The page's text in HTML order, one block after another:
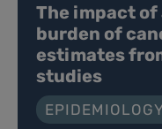
The impact of
burden of
estimates
studies